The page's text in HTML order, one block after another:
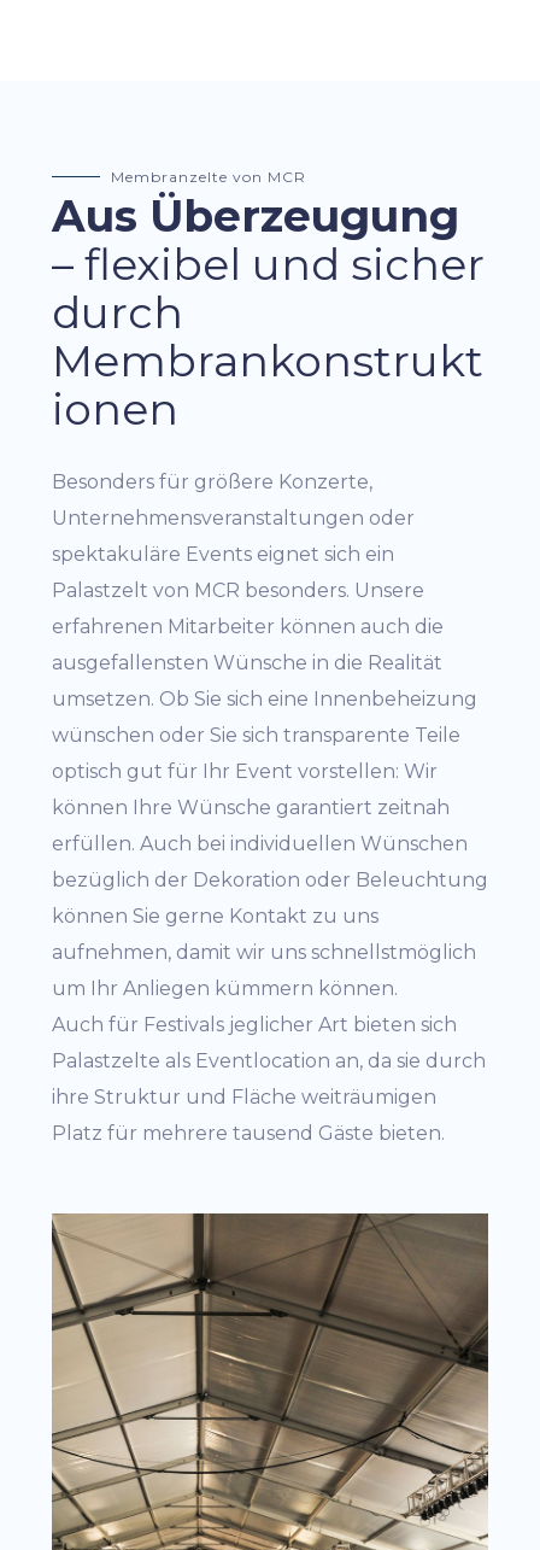
Membranzelte von MCR
Aus Überzeugung
– flexibel und sicher
durch
Membrankonstrukt
ionen
Besonders für größere Konzerte,
Unternehmensveranstaltungen oder
spektakuläre Events eignet sich ein
Palastzelt von MCR besonders. Unsere
erfahrenen Mitarbeiter können auch die
ausgefallensten Wünsche in die Realität
umsetzen. Ob Sie sich eine Innenbeheizung
wünschen oder Sie sich transparente Teile
optisch gut für Ihr Event vorstellen: Wir
können Ihre Wünsche garantiert zeitnah
erfüllen. Auch bei individuellen Wünschen
bezüglich der Dekoration oder Beleuchtung
können Sie gerne Kontakt zu uns
aufnehmen, damit wir uns schnellstmöglich
um Ihr Anliegen kümmern können.
Auch für Festivals jeglicher Art bieten sich
Palastzelte als Eventlocation an, da sie durch
ihre Struktur und Fläche weiträumigen
Platz für mehrere tausend Gäste bieten.